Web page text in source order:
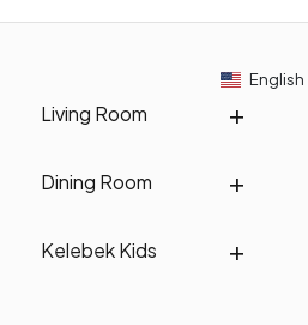
Living Room
Dining Room
Kelebek Kids
English